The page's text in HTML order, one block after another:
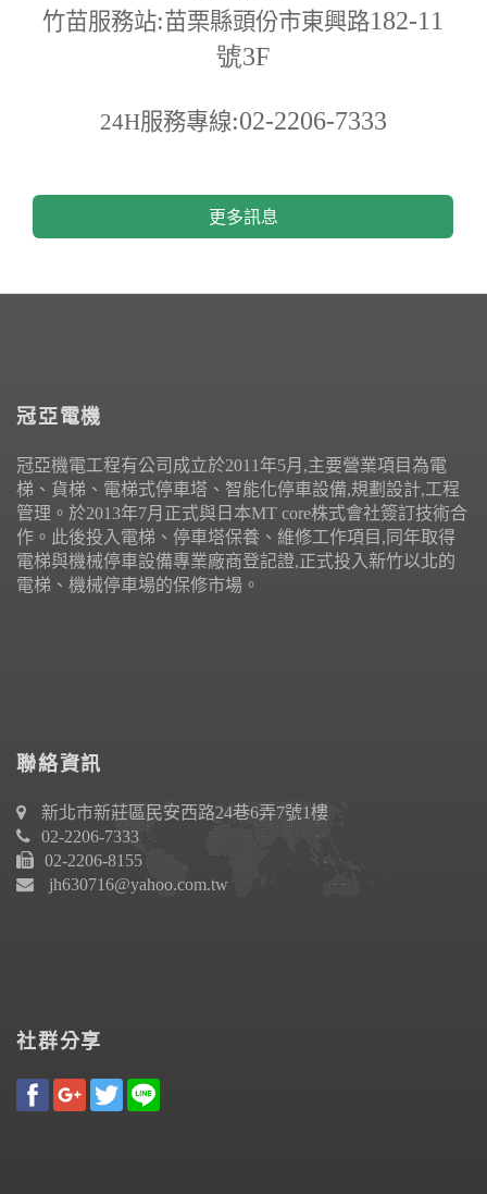
竹苗服務站:苗栗縣頭份市東興路182-11
號3F
24H服務專線:02-2206-7333
更多訊息
冠亞電機
冠亞機電工程有公司成立於2011年5月,主要營業項目為電
梯、貨梯、電梯式停車塔、智能化停車設備,規劃設計,工程
管理。於2013年7月正式與日本MT core株式會社簽訂技術合
作。此後投入電梯、停車塔保養、維修工作項目,同年取得
電梯與機械停車設備專業廠商登記證,正式投入新竹以北的
電梯、機械停車場的保修市場。
聯絡資訊
新北市新莊區民安西路24巷6弄7號1樓
02-2206-7333
02-2206-8155
jh630716@yahoo.com.tw
社群分享